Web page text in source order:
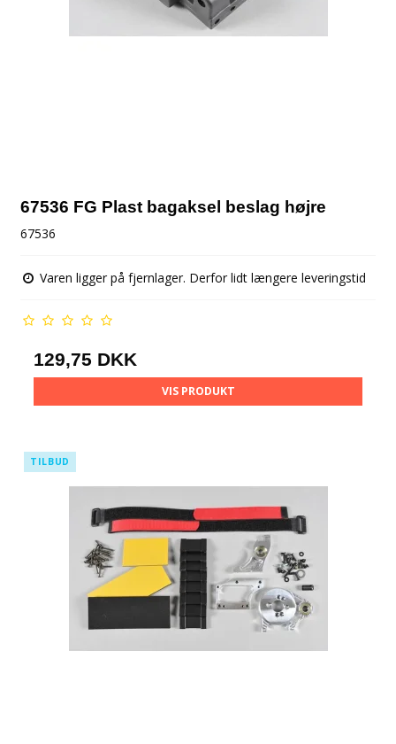
67536 FG Plast bagaksel beslag højre
67536
Varen ligger på fjernlager. Derfor lidt længere leveringstid
129,75 DKK
VIS PRODUKT
TILBUD